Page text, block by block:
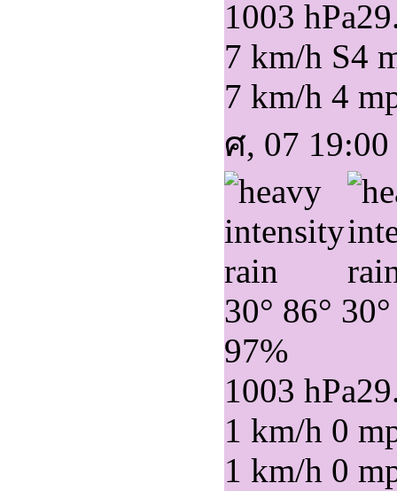
1003 hPa
7 km/h S4
7 km/h 4
ศ, 07 19:00
30° 86° 30°
97%
1003 hPa
1 km/h 0
1 km/h 0